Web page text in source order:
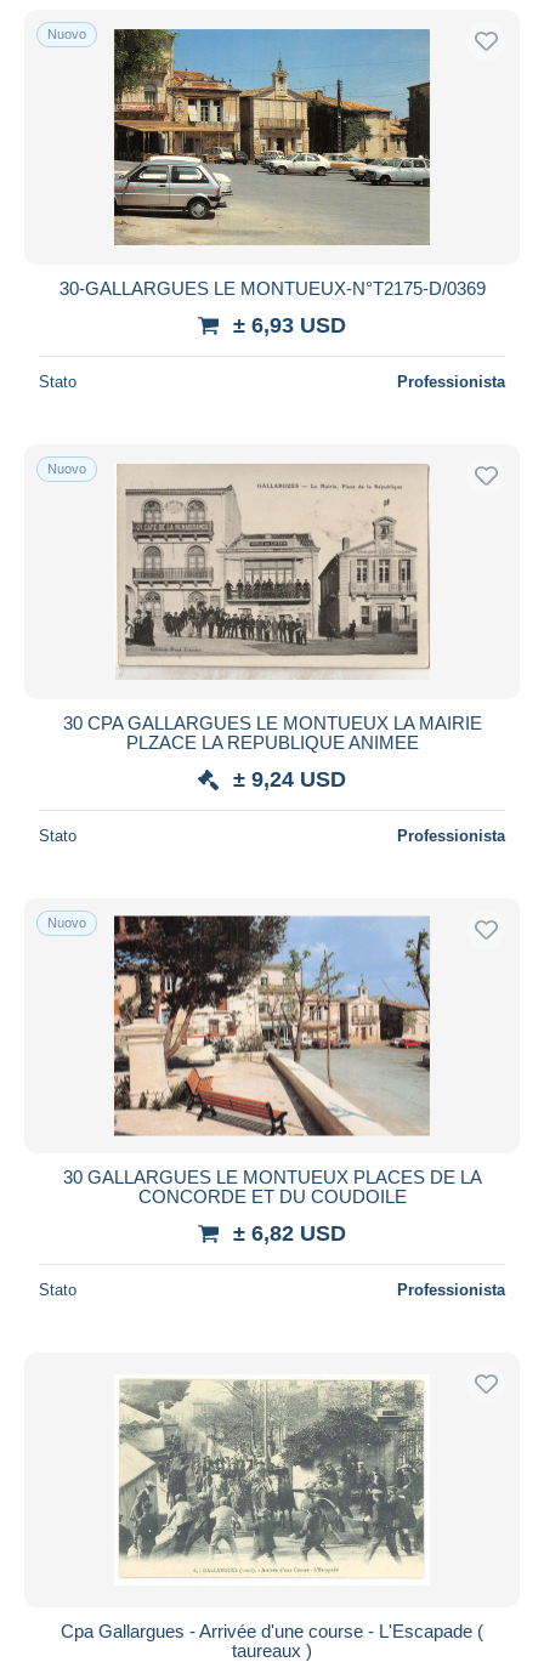
Solo sconto
Spedizione gratuita
Metodi di pagamento
PayPal
Bonifico bancario
Visa
Mastercard
iDeal
Aggiorna
Nuovo
30-GALLARGUES LE MONTUEUX-N°T2175-D/0369
± 6,93 USD
Stato Professionista
Nuovo
30 CPA GALLARGUES LE MONTUEUX LA MAIRIE
PLZACE LA REPUBLIQUE ANIMEE
± 9,24 USD
Stato Professionista
Nuovo
30 GALLARGUES LE MONTUEUX PLACES DE LA
CONCORDE ET DU COUDOILE
± 6,82 USD
Stato Professionista
Cpa Gallargues - Arrivée d'une course - L'Escapade (
taureaux )